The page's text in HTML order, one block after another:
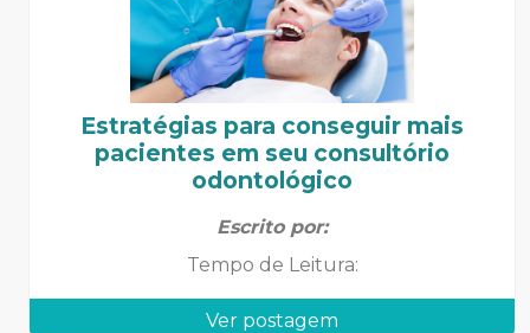
Estratégias para conseguir mais
pacientes em seu consultório
odontológico
Escrito por:
Tempo de Leitura:
Ver postagem